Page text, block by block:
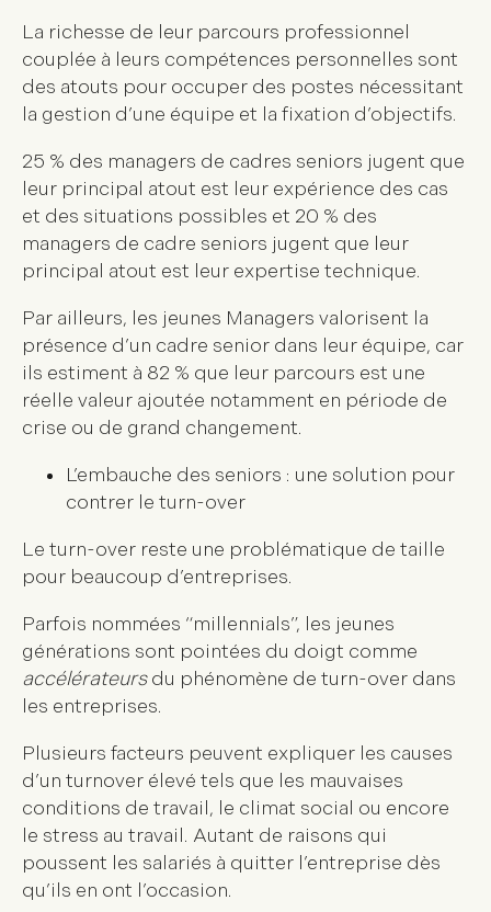
La richesse de leur parcours professionnel
couplée à leurs compétences personnelles sont
des atouts pour occuper des postes nécessitant
la gestion d’une équipe et la fixation d’objectifs.
25 % des managers de cadres seniors jugent que
leur principal atout est leur expérience des cas
et des situations possibles et 20 % des
managers de cadre seniors jugent que leur
principal atout est leur expertise technique.
Par ailleurs, les jeunes Managers valorisent la
présence d’un cadre senior dans leur équipe, car
ils estiment à 82 % que leur parcours est une
réelle valeur ajoutée notamment en période de
crise ou de grand changement.
L’embauche des seniors : une solution pour
contrer le turn-over
Le turn-over reste une problématique de taille
pour beaucoup d’entreprises.
Parfois nommées “millennials”, les jeunes
générations sont pointées du doigt comme
accélérateursdu phénomène de turn-over dans
les entreprises.
Plusieurs facteurs peuvent expliquer les causes
d’un turnover élevé tels que les mauvaises
conditions de travail, le climat social ou encore
le stress au travail. Autant de raisons qui
poussent les salariés à quitter l’entreprise dès
qu’ils en ont l’occasion.